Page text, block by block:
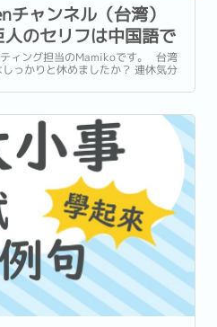
チャンネル（台湾）
のセリフは中国語で
ィング担当のMamikoです。 台湾
っかりと休めましたか？ 連休気分
にREERACOENチャンネルで癒し